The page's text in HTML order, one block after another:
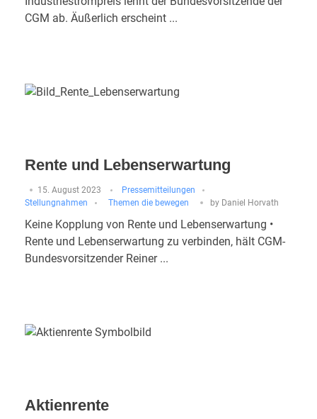
CGM ab. Äußerlich erscheint ...
Rente und Lebenserwartung
15. August 2023
Pressemitteilungen
Stellungnahmen
Themen die bewegen by Daniel Horvath
Keine Kopplung von Rente und Lebenserwartung •
Rente und Lebenserwartung zu verbinden, hält CGM-
Bundesvorsitzender Reiner ...
Aktienrente